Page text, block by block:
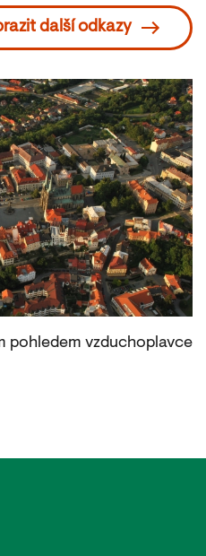
pohledem vzduchoplavce
další odkazy